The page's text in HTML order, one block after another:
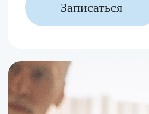
Без выходных
10:00-22:00
Контакты
Лицензия